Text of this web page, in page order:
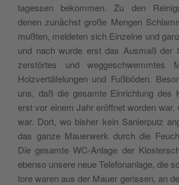
tagessen bekom­men. Zu den
denen zunächst große Men­gen
mußten, melde­ten sich Einzelne und
und nach wurde erst das Aus­maß der
zer­störtes und weggeschwemmtes
Holzvertäfelun­gen und Fußbö­den.
uns, daß die gesamte Ein­rich­tung des
erst vor einem Jahr eröffnet wor­den war,
war. Dort, wo bish­er kein Sanier­putz
das ganze Mauer­w­erk durch die
Die gesamte WC-Anlage der
eben­so unsere neue Tele­fo­nan­lage, die
tore waren aus der Mauer geris­sen, an